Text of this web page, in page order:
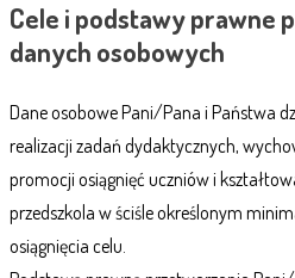
Cele i podstawy prawne
danych osobowych
Dane osobowe Pani/Pana i Państwa
realizacji zadań dydaktycznych,
promocji osiągnięć uczniów i
przedszkola w ściśle określonym
osiągnięcia celu.